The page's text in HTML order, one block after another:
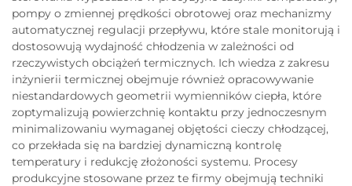
pompy o zmiennej prędkości obrotowej oraz mechanizmy
automatycznej regulacji przepływu, które stale monitorują i
dostosowują wydajność chłodzenia w zależności od
rzeczywistych obciążeń termicznych. Ich wiedza z zakresu
inżynierii termicznej obejmuje również opracowywanie
niestandardowych geometrii wymienników ciepła, które
zoptymalizują powierzchnię kontaktu przy jednoczesnym
minimalizowaniu wymaganej objętości cieczy chłodzącej,
co przekłada się na bardziej dynamiczną kontrolę
temperatury i redukcję złożoności systemu. Procesy
produkcyjne stosowane przez te firmy obejmują techniki